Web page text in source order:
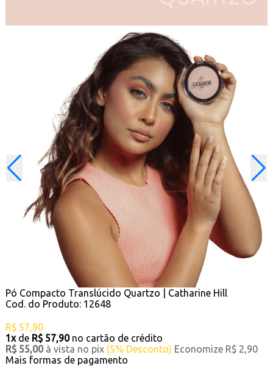
Pó Compacto Translúcido Quartzo | Catharine Hill
Cod. do Produto: 12648
R$ 57,90
1xde R$ 57,90 no cartão de crédito
R$ 55,00 à vista no pix (5% Desconto) Economize R$ 2,90
Mais formas de pagamento